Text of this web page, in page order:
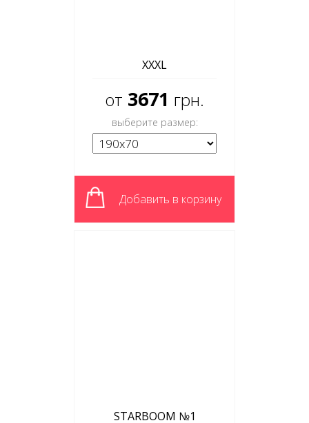
XXXL
от 3671 грн.
выберите размер:
Добавить в корзину
STARBOOM №1